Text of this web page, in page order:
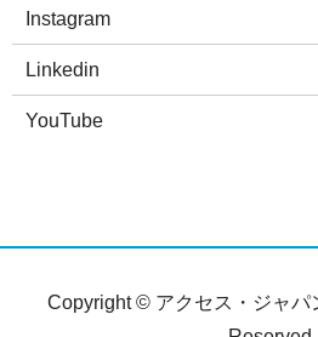
Instagram
Linkedin
YouTube
Copyright © アクセス・ジャパ